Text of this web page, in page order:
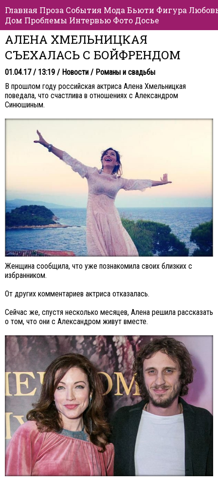
Главная Проза События Мода Бьюти Фигура
Дом Проблемы Интервью Фото Досье
АЛЕНА ХМЕЛЬНИЦКАЯ
СЪЕХАЛАСЬ С БОЙФРЕНДОМ
01.04.17 / 13:19 / Новости / Романы и свадьбы
В прошлом году российская актриса Алена Хмельницкая
поведала, что счастлива в отношениях с Александром
Синюшиным.
Женщина сообщила, что уже познакомила своих близких с
избранником.
От других комментариев актриса отказалась.
Сейчас же, спустя несколько месяцев, Алена решила рассказать
о том, что они с Александром живут вместе.